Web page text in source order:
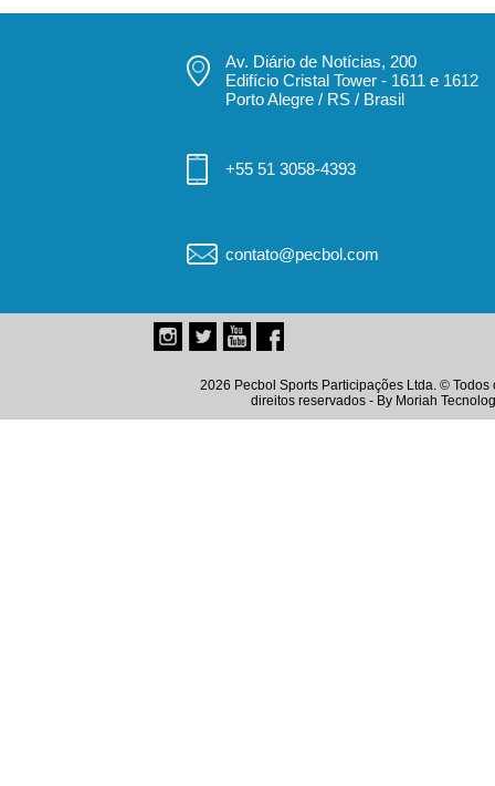
Av. Diário de Notícias, 200
Edifício Cristal Tower - 1611 e 1612
Porto Alegre / RS / Brasil
+55 51 3058-4393
contato@pecbol.com
2026 Pecbol Sports Participações Ltda. © Todos
direitos reservados - By Moriah